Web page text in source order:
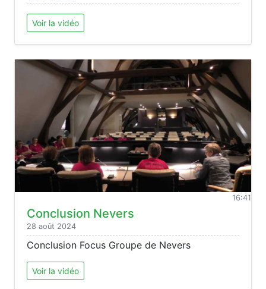
Voir la vidéo
16:41
Conclusion Nevers
28 août 2024
Conclusion Focus Groupe de Nevers
Voir la vidéo